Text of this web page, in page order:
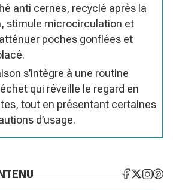
anti cernes, recyclé après la
stimule microcirculation et
poches gonflées et
s’intègre à une routine
qui réveille le regard en
tout en présentant certaines
d’usage.